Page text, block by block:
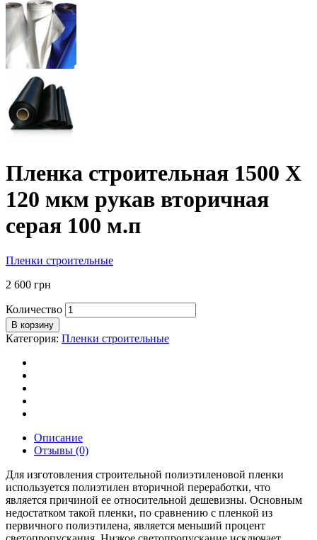
Пленка строительная 1500 Х
120 мкм рукав вторичная
серая 100 м.п
Пленки строительные
2 600 грн
Количество
В корзину
Категория: Пленки строительные
Описание
Отзывы (0)
Для изготовления строительной полиэтиленовой пленки
используется полиэтилен вторичной переработки, что
является причиной ее относительной дешевизны. Основным
недостатком такой пленки, по сравнению с пленкой из
первичного полиэтилена, является меньший процент